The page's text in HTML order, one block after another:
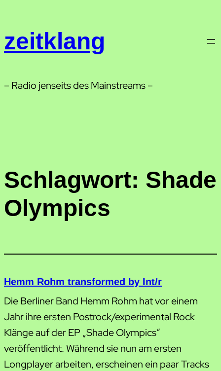
springen
zeitklang
– Radio jenseits des Mainstreams –
Schlagwort: Shade
Olympics
Hemm Rohm transformed by Int/r
Die Berliner Band Hemm Rohm hat vor einem
Jahr ihre ersten Postrock/experimental Rock
Klänge auf der EP „Shade Olympics“
veröffentlicht. Während sie nun am ersten
Longplayer arbeiten, erscheinen ein paar Tracks